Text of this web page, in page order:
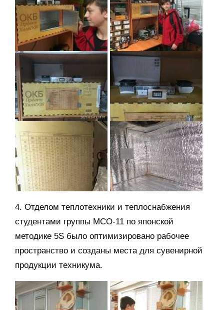
4. Отделом теплотехники и теплоснабжения
студентами группы МСО-11 по японской
методике 5S было оптимизировано рабочее
пространство и созданы места для сувенирной
продукции техникума.